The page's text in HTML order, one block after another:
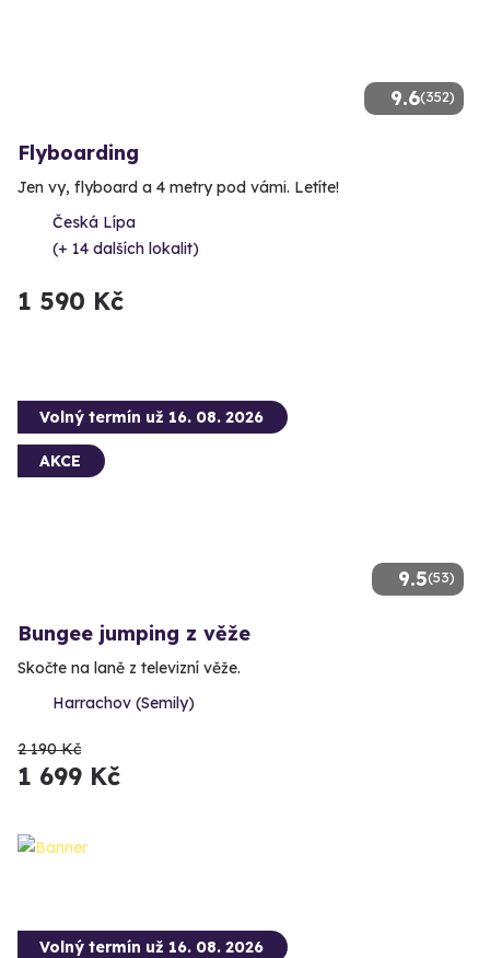
9.6(352)
Flyboarding
Jen vy, flyboard a 4 metry pod vámi. Letíte!
Česká Lípa
(+ 14 dalších lokalit)
1 590 Kč
9.5(53)
Volný termín už 16. 08. 2026
AKCE
Bungee jumping z věže
Skočte na laně z televizní věže.
Harrachov (Semily)
2 190 Kč
1 699 Kč
Volný termín už 16. 08. 2026